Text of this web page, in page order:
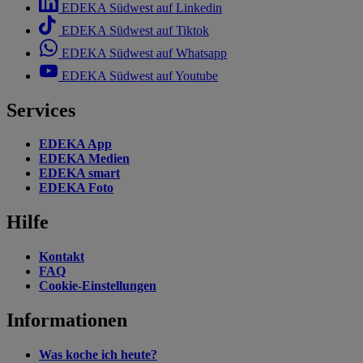
EDEKA Südwest auf Linkedin
EDEKA Südwest auf Tiktok
EDEKA Südwest auf Whatsapp
EDEKA Südwest auf Youtube
Services
EDEKA App
EDEKA Medien
EDEKA smart
EDEKA Foto
Hilfe
Kontakt
FAQ
Cookie-Einstellungen
Informationen
Was koche ich heute?